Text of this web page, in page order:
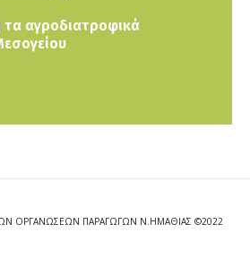
τα αγροδιατροφικά
ΟΡΓΑΝΩΣΕΩΝ ΠΑΡΑΓΩΓΩΝ Ν.ΗΜΑΘΙΑΣ ©2022